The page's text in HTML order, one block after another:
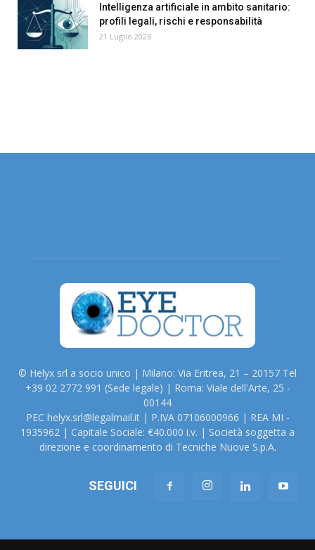
Intelligenza artificiale in ambito sanitario:
profili legali, rischi e responsabilità
21 Luglio 2026
© Helyx srl a socio unico | Milano: Via Eritrea, 21 – 20157 Tel
+39 02 2772 991 (Sede legale) | Roma: Viale dell'Arte, 25 -
00144
PEC helyx.srl@legalmail.it | P.IVA 07106000966 | REA MI -
1935962 | Capitale Sociale: €40.000 i.v. | Società soggetta a
direzione e coordinamento di Tecniche Nuove S.p.A.
SEGUICI